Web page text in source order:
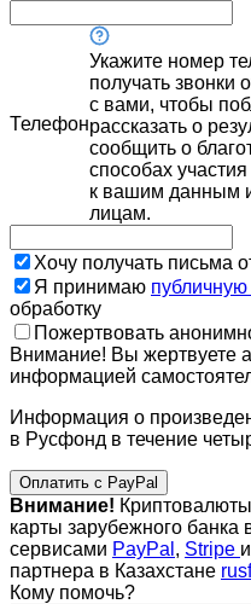
Телефон
Укажите номер
получать
с вами, чтобы
рассказать о
сообщить о
способах
к вашим данным
лицам.
Хочу получать письма
Я принимаю
обработку
Пожертвовать
Внимание! Вы жертвуете
информацией
Информация о
в Русфонд в течение
Оплатить с PayPal
Внимание! Криптовалюты
карты зарубежного банка
сервисами PayPal , Stripe
партнера в Казахстане
Кому помочь?